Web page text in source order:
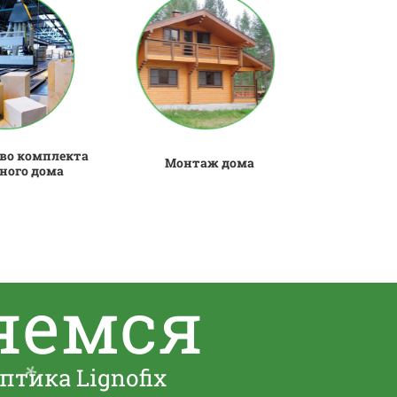
комплекта
дома
Монтаж дома
Lignofix